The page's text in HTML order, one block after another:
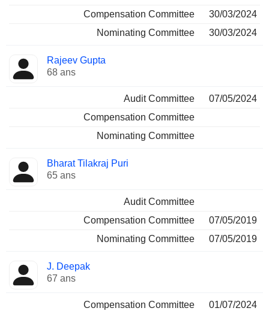
Compensation Committee
30/03/2024
Nominating Committee
30/03/2024
Rajeev Gupta
68 ans
Audit Committee
07/05/2024
Compensation Committee
Nominating Committee
Bharat Tilakraj Puri
65 ans
Audit Committee
Compensation Committee
07/05/2019
Nominating Committee
07/05/2019
J. Deepak
67 ans
Compensation Committee 01/07/2024